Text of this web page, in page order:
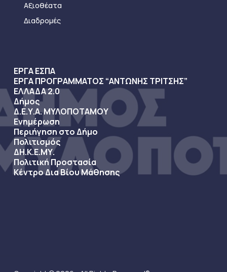
Αξιοθέατα
Διαδρομές
ΕΡΓΑ ΕΣΠΑ
ΕΡΓΑ ΠΡΟΓΡΑΜΜΑΤΟΣ “ΑΝΤΩΝΗΣ ΤΡΙΤΣΗΣ”
ΕΛΛΑΔΑ 2.0
Δήμος
Δ.Ε.Υ.Α. ΜΥΛΟΠΟΤΑΜΟΥ
Ενημέρωση
Περιήγηση στο Δήμο
Πολιτισμός
ΔΗ.Κ.Ε.ΜΥ.
Πολιτική Προστασία
Κέντρο Δια Βίου Μάθησης